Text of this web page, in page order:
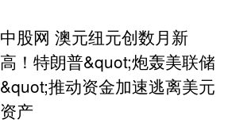
中股网 澳元纽元创数月新
高！特朗普&quot;炮轰美联储
&quot;推动资金加速逃离美元
资产